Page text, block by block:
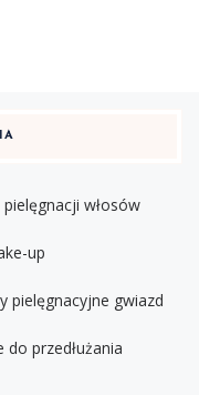
włosów
up
pielęgnacyjne gwiazd
do przedłużania